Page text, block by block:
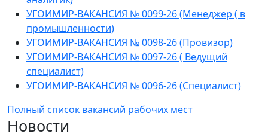
УГОИМИР-ВАКАНСИЯ № 0099-26 (Менеджер ( в
промышленности)
УГОИМИР-ВАКАНСИЯ № 0098-26 (Провизор)
УГОИМИР-ВАКАНСИЯ № 0097-26 ( Ведущий
специалист)
УГОИМИР-ВАКАНСИЯ № 0096-26 (Специалист)
Полный список вакансий рабочих мест
Новости